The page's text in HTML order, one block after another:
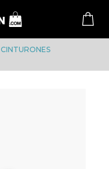
CINTURONES